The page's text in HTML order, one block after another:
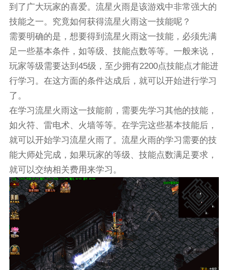
到了广大玩家的喜爱。流星火雨是该游戏中非常强大的
技能之一。究竟如何获得流星火雨这一技能呢？
需要明确的是，想要得到流星火雨这一技能，必须先满
足一些基本条件，如等级、技能点数等等。一般来说，
玩家等级需要达到45级，至少拥有2200点技能点才能进
行学习。在这方面的条件达成后，就可以开始进行学习
了。
在学习流星火雨这一技能前，需要先学习其他的技能，
如火符、雷电术、火墙等等。在学完这些基本技能后，
就可以开始学习流星火雨了。流星火雨的学习需要的技
能大师处完成，如果玩家的等级、技能点数满足要求，
就可以交纳相关费用来学习。